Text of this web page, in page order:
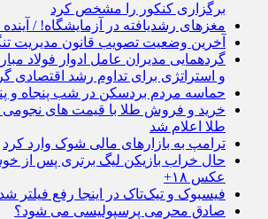
برگزاری کنکور را مشخص کرد
مغزهای رشدیافته در آزمایشگاه! /
آخرین وضعیت تصویب قانون مدیریت
گردهمایی مدیران عامل ادوار فولاد
و استراتژی برای تداوم رشد اقتصادی
حماسه مردم بردسکن در شب پنجاه و
خرید و فروش طلا با قیمت های نجومی |
طلا اعلام شد
ترامپ به بازارهای مالی شوک وارد کرد
حال خراب بازیکن لیگ برتری پس از
عکس ۱۸+
فیسبوک و تیک‌تاک در اینجا رفع فیلتر شد
صادق محرمی پرسپولیسی می شود؟